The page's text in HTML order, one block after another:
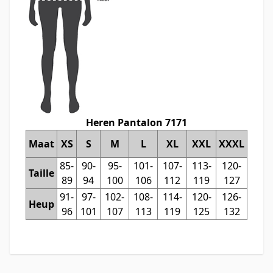
Heren Pantalon 7171
Maat XS S M L XL XXL XXXL
Taille
85-
89
90-
94
95-
100
101-
106
107-
112
113-
119
120-
127
Heup
91-
96
97-
101
102-
107
108-
113
114-
119
120-
125
126-
132